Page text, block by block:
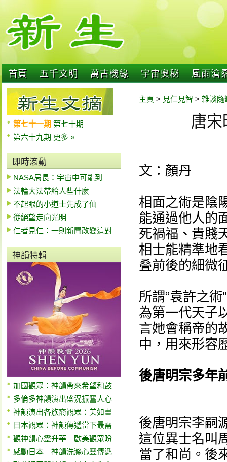
首頁 五千文明 萬古機緣 宇宙奧秘 風雨滄
第七十一期 第七十期
第六十九期 更多 »
即時滾動
NASA局長：宇宙中可能到
法輪大法帶給人些什麼
不起眼的小道士先成了仙
從絕望走向光明
仁者見仁：一則新聞改變這對
神韻特輯
加國觀眾：神韻帶來希望和鼓
多倫多神韻演出盛況振奮人心
神韻演出各族裔觀眾：美如畫
日本觀眾：神韻傳遞當下最需
觀神韻心靈升華 歐美觀眾盼
感動日本 神韻洗滌心靈傳遞
主頁 > 見仁見智 > 雜談隨
唐宋
文：顏丹
相面之術是陰
能通過他人的
死禍福、貴賤
相士能精準地
叠前後的細微
所謂“袁許之
為第一代天子
言她會稱帝的
中，用來形容
後唐明宗多年
後唐明宗李嗣
這位異士名叫
當了和尚。後